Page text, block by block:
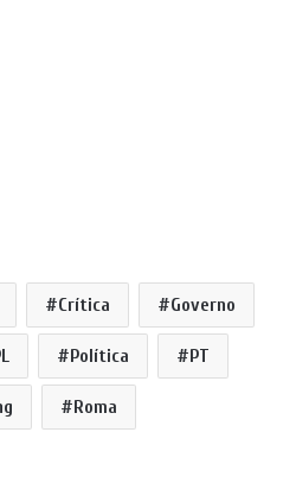
Crítica Governo
Política PT
Roma